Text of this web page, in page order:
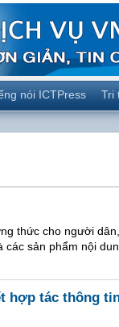
nói ICTPress Tri
thức cho người
các sản phẩm nội
hợp tác thông